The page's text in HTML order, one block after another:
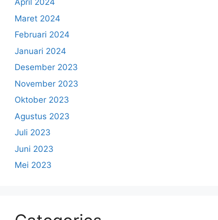
April 2024
Maret 2024
Februari 2024
Januari 2024
Desember 2023
November 2023
Oktober 2023
Agustus 2023
Juli 2023
Juni 2023
Mei 2023